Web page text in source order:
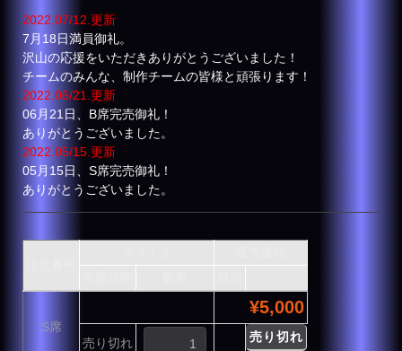
2022.07/12.更新
7月18日満員御礼。
沢山の応援をいただきありがとうございました！
チームのみんな、制作チームの皆様と頑張ります！
2022.06/21.更新
06月21日、B席完売御礼！
ありがとうございました。
2022.05/15.更新
05月15日、S席完売御礼！
ありがとうございました。
S席
¥5,000
売り切れ 売り切れ